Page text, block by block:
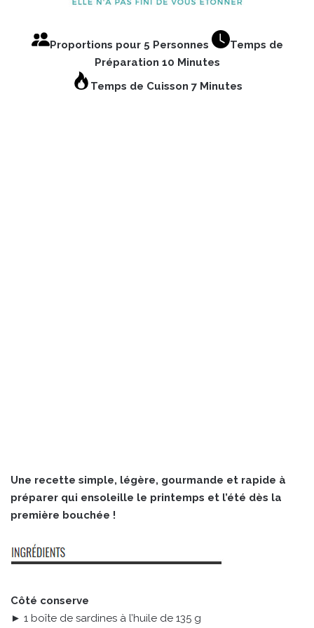
Proportions pour 5 Personnes
Temps de
Préparation 10 Minutes
Temps de Cuisson 7 Minutes
Une recette simple, légère, gourmande et rapide à
préparer qui ensoleille le printemps et l’été dès la
première bouchée !
Côté conserve
► 1 boîte de sardines à l’huile de 135 g